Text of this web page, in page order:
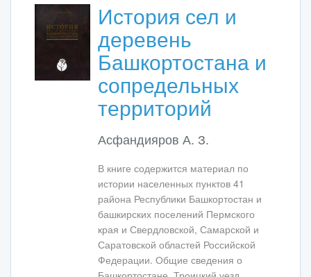
История сел и
деревень
Башкортостана и
сопредельных
территорий
Асфандияров А. З.
В книге содержится материал по
истории населенных пунктов 41
района Республики Башкортостан и
башкирских поселений Пермского
края и Свердловской, Самарской и
Саратовской областей Российской
Федерации. Общие сведения о